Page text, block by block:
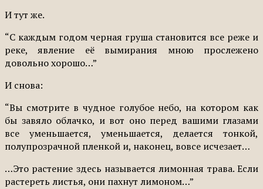
И тут же.
“С каждым годом черная груша становится все реже и
реке, явление её вымирания мною прослежено
довольно хорошо…”
И снова:
“Вы смотрите в чудное голубое небо, на котором как
бы завяло облачко, и вот оно перед вашими глазами
все уменьшается, уменьшается, делается тонкой,
полупрозрачной пленкой и, наконец, вовсе исчезает…
…Это растение здесь называется лимонная трава. Если
растереть листья, они пахнут лимоном…”